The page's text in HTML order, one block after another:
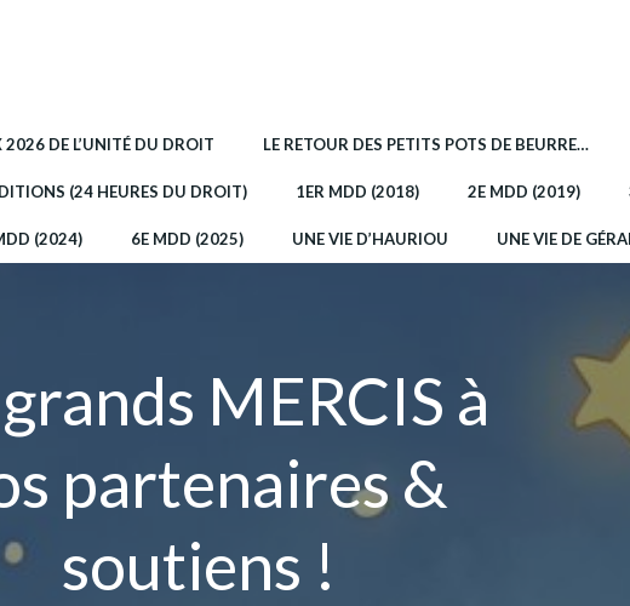
2026 DE L’UNITÉ DU DROIT LE RETOUR DES PETITS POTS DE BEURRE…
(24 HEURES DU DROIT) 1ER MDD (2018) 2E MDD (2019)
(2024) 6E MDD (2025) UNE VIE D’HAURIOU UNE VIE DE
MERCIS à
partenaires &
soutiens !